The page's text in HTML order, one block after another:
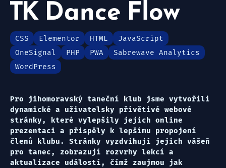
TK Dance Flow
CSS Elementor HTML
JavaScript
OneSignal
PHP PWA
Sabrewave Analytics
WordPress
Pro jihomoravský taneční klub jsme vytvořili
dynamické a uživatelsky přívětivé webové
stránky, které vylepšily jejich online
prezentaci a přispěly k lepšímu propojení
členů klubu. Stránky vyzdvihují jejich vášeň
pro tanec, zobrazují rozvrhy lekcí a
aktualizace událostí, čímž zaujmou jak